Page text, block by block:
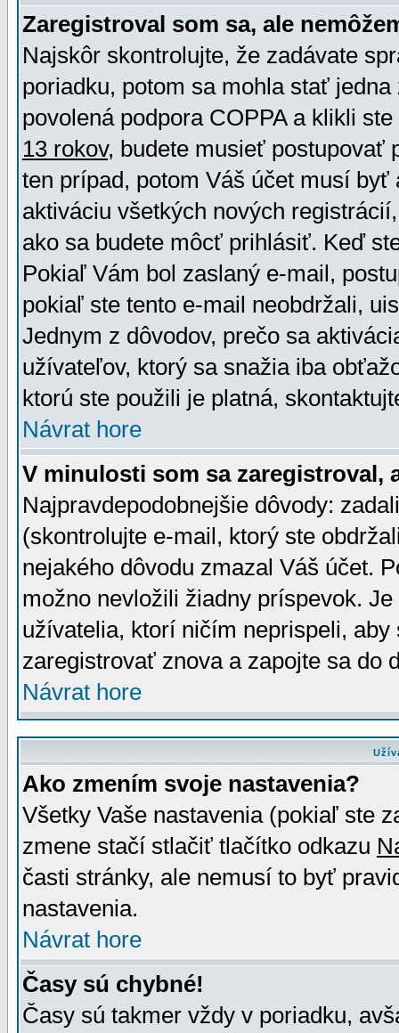
Zaregistroval som sa, ale
Najskôr skontrolujte, že zadávate
poriadku, potom sa mohla stať
povolená podpora COPPA a klikli
13 rokov, budete musieť postupovať
ten prípad, potom Váš účet musí
aktiváciu všetkých nových
ako sa budete môcť prihlásiť. Keď
Pokiaľ Vám bol zaslaný e-mail,
pokiaľ ste tento e-mail neobdržali,
Jednym z dôvodov, prečo sa
užívateľov, ktorý sa snažia iba
ktorú ste použili je platná,
Návrat hore
V minulosti som sa zaregistroval,
Najpravdepodobnejšie dôvody:
(skontrolujte e-mail, ktorý ste
nejakého dôvodu zmazal Váš účet.
možno nevložili žiadny príspevok.
užívatelia, ktorí ničím neprispeli,
zaregistrovať znova a zapojte sa do
Návrat hore
Ako zmením svoje nastavenia?
Všetky Vaše nastavenia (pokiaľ ste
zmene stačí stlačiť tlačítko odkazu
časti stránky, ale nemusí to byť
nastavenia.
Návrat hore
Časy sú chybné!
Časy sú takmer vždy v poriadku,